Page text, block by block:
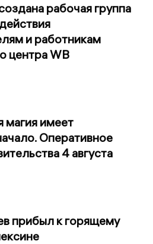
рабочая группа
и работникам
центра WB
магия имеет
Оперативное
4 августа
прибыл к горящему